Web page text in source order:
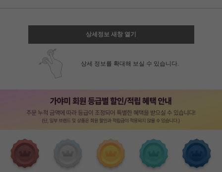
상세정보 새창 열기
상세 정보를 확대해 보실 수 있습니다.